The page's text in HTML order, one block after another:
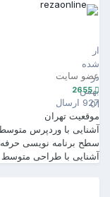
ارسال
شده
در
بهمن
01
عضو سایت
2655
927 ارسال
موقعیت تهران
آشنایی با وردپرس
سطح برنامه نویسی
آشنایی با طراحی متوسط